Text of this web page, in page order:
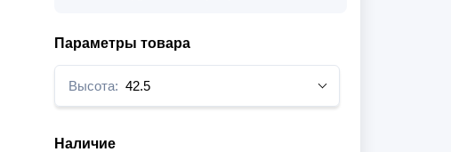
Параметры товара
Высота: 42.5
Наличие